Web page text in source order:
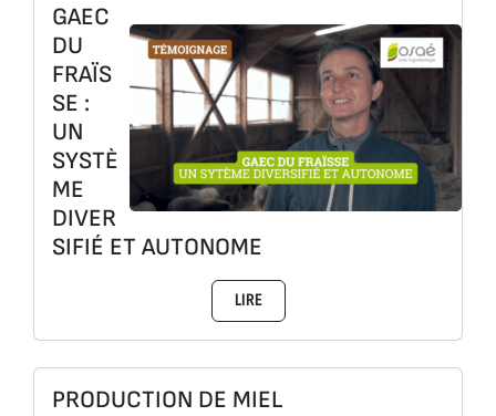
GAEC
DU
FRAÏS
SE :
UN
SYSTÈ
ME
DIVER
SIFIÉ ET AUTONOME
LIRE
PRODUCTION DE MIEL